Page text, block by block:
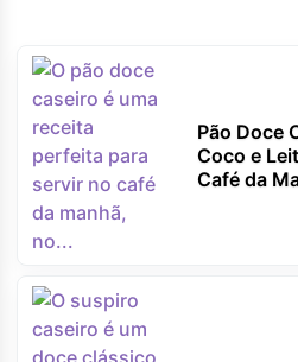
Pão Doce
Coco e
Café da